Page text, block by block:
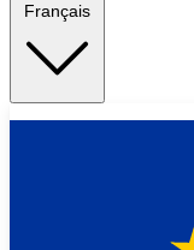
Français